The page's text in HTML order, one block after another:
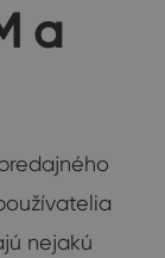
a
nejakú